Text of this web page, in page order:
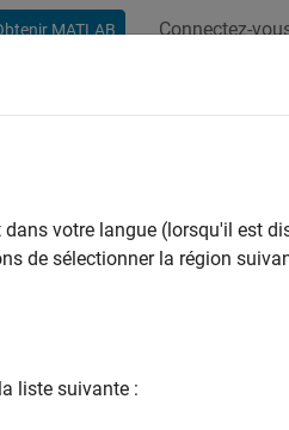
MATLAB Connectez-
How useful was
votre langue (lorsqu'il est
de sélectionner la région
liste suivante :